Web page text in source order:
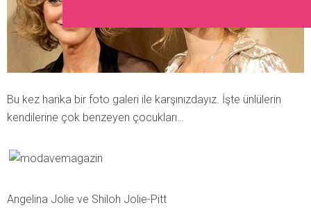
Bu kez harika bir foto galeri ile karşınızdayız. İşte ünlülerin
kendilerine çok benzeyen çocukları…
Angelina Jolie ve Shiloh Jolie-Pitt